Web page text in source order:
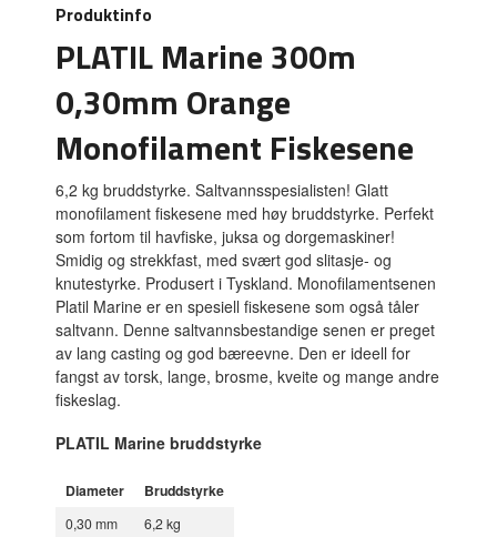
Produktinfo
PLATIL Marine 300m
0,30mm Orange
Monofilament Fiskesene
6,2 kg bruddstyrke. Saltvannsspesialisten! Glatt
monofilament fiskesene med høy bruddstyrke. Perfekt
som fortom til havfiske, juksa og dorgemaskiner!
Smidig og strekkfast, med svært god slitasje- og
knutestyrke. Produsert i Tyskland. Monofilamentsenen
Platil Marine er en spesiell fiskesene som også tåler
saltvann. Denne saltvannsbestandige senen er preget
av lang casting og god bæreevne. Den er ideell for
fangst av torsk, lange, brosme, kveite og mange andre
fiskeslag.
PLATIL Marine bruddstyrke
Diameter Bruddstyrke
0,30 mm
6,2 kg